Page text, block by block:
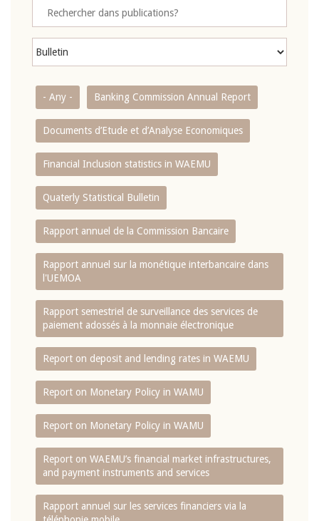
- Any - Banking Commission Annual Report
Documents d’Etude et d’Analyse Economiques
Financial Inclusion statistics in WAEMU
Quaterly Statistical Bulletin
Rapport annuel de la Commission Bancaire
Rapport annuel sur la monétique interbancaire dans
l'UEMOA
Rapport semestriel de surveillance des services de
paiement adossés à la monnaie électronique
Report on deposit and lending rates in WAEMU
Report on Monetary Policy in WAMU
Report on Monetary Policy in WAMU
Report on WAEMU’s financial market infrastructures,
and payment instruments and services
Rapport annuel sur les services financiers via la